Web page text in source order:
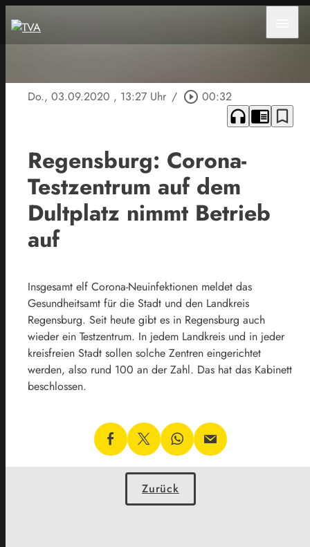
Do., 03.09.2020 , 13:27 Uhr / play_circle_outline 00:32
headphones chrome_reader_mode bookmark_border
Regensburg: Corona-
Testzentrum auf dem
Dultplatz nimmt Betrieb
auf
Insgesamt elf Corona-Neuinfektionen meldet das
Gesundheitsamt für die Stadt und den Landkreis
Regensburg. Seit heute gibt es in Regensburg auch
wieder ein Testzentrum. In jedem Landkreis und in jeder
kreisfreien Stadt sollen solche Zentren eingerichtet
werden, also rund 100 an der Zahl. Das hat das Kabinett
beschlossen.
Zurück